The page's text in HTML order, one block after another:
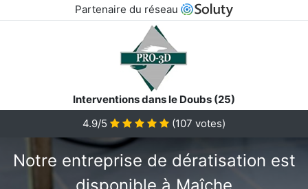
Partenaire du réseau
Interventions dans le Doubs (25)
4.9/5
(107 votes)
Notre entreprise de dératisation est